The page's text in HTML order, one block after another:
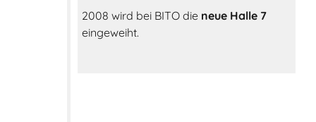
2008 wird bei BITO die neue Halle 7
eingeweiht.